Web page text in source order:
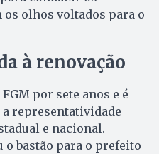
os olhos voltados para o
à renovação
por sete anos e é
representatividade
e nacional.
o bastão para o prefeito